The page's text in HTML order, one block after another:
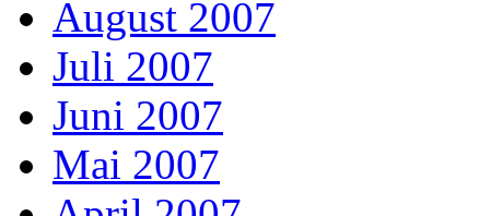
August 2007
Juli 2007
Juni 2007
Mai 2007